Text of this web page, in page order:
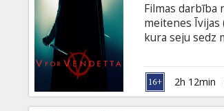
Filmas darbība
meitenes Īvijas
kura seju sedz
pirms tam
tirāniju un
atklāj arī
2h 12min